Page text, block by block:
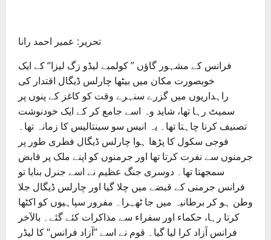
تحریر: عمیر احمد رانا
فرانس کے مشہور گاؤں ’’ کولمبے لیڈو زگ لیزا‘‘ کے ایک
خوبصورت مکان میں بیٹھا چارلس ڈیگال اقتدار کی
راہداریوں میں گزرے سنہرے وقت کو کاغز کے پنوں پر
سمیٹ رہا تھا، شاید وہ اسے جامع کر کے ایک خودنوشت
تصنیف کرنا چاہتا تھا۔ یہ انیس سو سینتالیس کا زمانہ تھا۔
فوجی سکول کا پڑھا ہوا چارلس ڈیگال فطری طور پر
جرمنوں سے نفرت کرتا تھا اور جرمنوں کو اپنے ملک پر قابض
سمجھتا تھا۔ دوسری جنگ عظیم نے اسے جنرل بنایا تو
فرانس جرمنی کے قبضے میں چلا گیا اور چارلس ڈیگال جلا
وطن ہو کر برطانیہ میں جا ٹھہرا۔ مفرور سپاہیوں کو اکٹھا
کرتا رہا، حکماء اور سفراء سے مذاکرات کئے گئے۔ بالآخر
فرانس آزاد کرا لیا گیا۔ قوم نے اسے ’’آزاد فرانس‘‘ کا لیڈر